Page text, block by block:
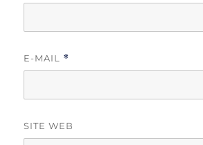
E-MAIL *
SITE WEB